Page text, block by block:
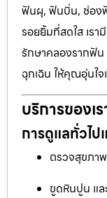
ฟันผุ, ฟันบิ่น, ช่อง
รอยยิ้มที่สดใส เร
รักษาคลองรากฟั
ฉุกเฉิน ให้คุณอุ่นใ
บริการของเร
การดูแลทั่วไป
ตรวจสุขภา
ขูดหินปูน แ